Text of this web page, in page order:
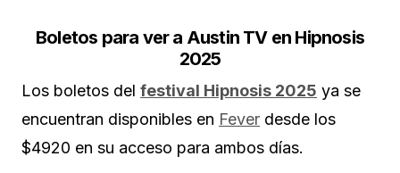
Boletos para ver a Austin TV en Hipnosis
2025
Los boletos del festival Hipnosis 2025 ya se
encuentran disponibles en Fever desde los
$4920 en su acceso para ambos días.